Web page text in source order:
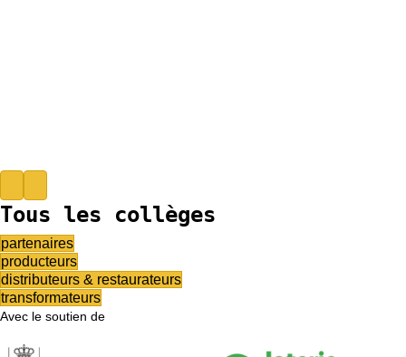
Tous les collèges
partenaires
producteurs
distributeurs & restaurateurs
transformateurs
Avec le soutien de